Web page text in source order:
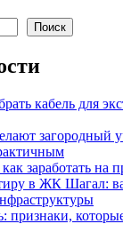
Поиск
кабель для
загородный
заработать на
в ЖК Шагал:
признаки,